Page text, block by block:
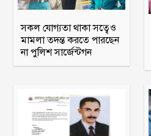
সকল যোগ্যতা থাকা সত্বেও
মামলা তদন্ত করতে পারছেন
না পুলিশ সার্জেন্টগন